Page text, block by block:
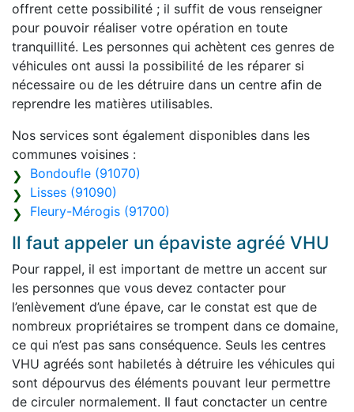
offrent cette possibilité ; il suffit de vous renseigner
pour pouvoir réaliser votre opération en toute
tranquillité. Les personnes qui achètent ces genres de
véhicules ont aussi la possibilité de les réparer si
nécessaire ou de les détruire dans un centre afin de
reprendre les matières utilisables.
Nos services sont également disponibles dans les
communes voisines :
Bondoufle (91070)
Lisses (91090)
Fleury-Mérogis (91700)
Il faut appeler un épaviste agréé VHU
Pour rappel, il est important de mettre un accent sur
les personnes que vous devez contacter pour
l’enlèvement d’une épave, car le constat est que de
nombreux propriétaires se trompent dans ce domaine,
ce qui n’est pas sans conséquence. Seuls les centres
VHU agréés sont habiletés à détruire les véhicules qui
sont dépourvus des éléments pouvant leur permettre
de circuler normalement. Il faut conctacter un centre